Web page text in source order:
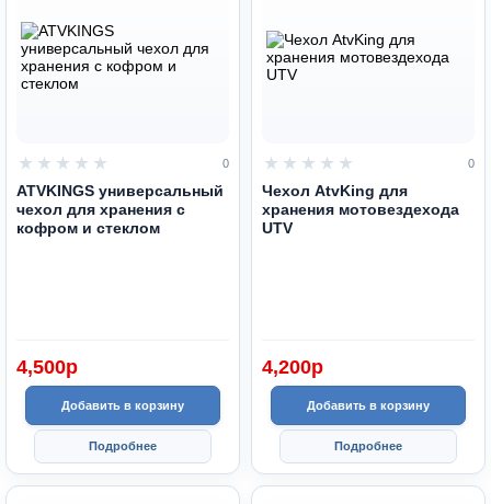
0
ATVKINGS универсальный
чехол для хранения с
кофром и стеклом
Добавить в корзину
4,500p
Подробнее
0
Чехол AtvKing для
хранения мотовездехода
UTV
Добавить в корзину
4,200p
Подробнее